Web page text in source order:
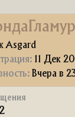
Asgard
11 Дек
Вчера в